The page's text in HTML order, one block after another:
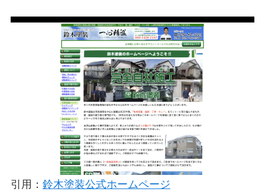
引用： 鈴木塗装公式ホームページ